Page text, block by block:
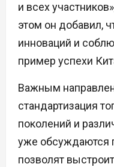
и всех
этом он добавил,
инноваций и
пример успехи
Важным
стандартизация
поколений и
уже обсуждаются
позволят